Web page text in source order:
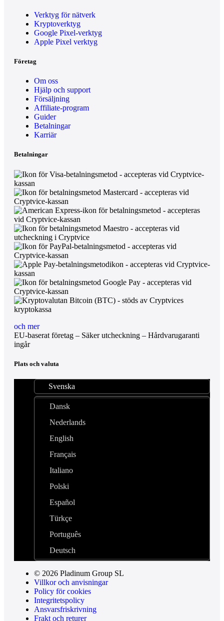
Verktyg för nätverk
Kryptoverktyg
Google Pixel-verktyg
Apple Pixel verktyg
Företag
Om oss
Hjälp och support
Försäljning
Affiliate-program
Guider
Betalningar
Karriär
Betalningar
och mer
EU-baserat företag – Säker utcheckning – Hårdvarugaranti
ingår
Plats och valuta
Svenska
Dansk
Nederlands
English
Français
Italiano
Polski
Español
Türkçe
Português
Deutsch
© 2026 Pladinum Group SL
Villkor och anvisningar
Policy för cookies
Integritetspolicy
Ansvarsfriskrivning
Frakt och returer